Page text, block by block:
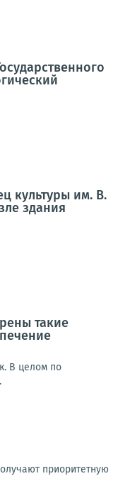
культуры им. В.
здания
такие
В целом по
приоритетную